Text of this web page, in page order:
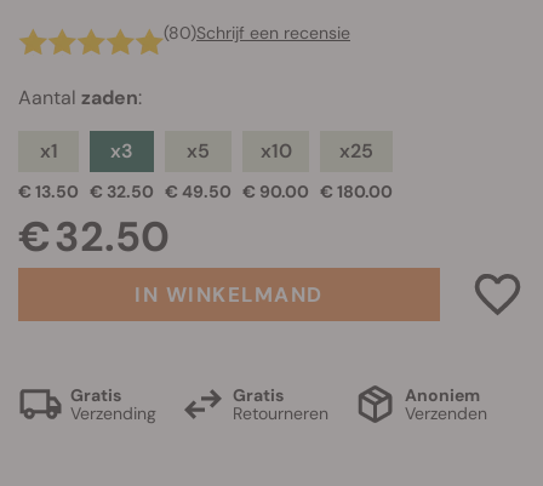
(80)Schrijf een recensie
Aantal zaden:
x1
€ 13.50
x3
€ 32.50
x5
€ 49.50
x10
€ 90.00
x25
€ 180.00
€ 32.50
IN WINKELMAND
Gratis
Verzending
Gratis
Retourneren
Anoniem
Verzenden